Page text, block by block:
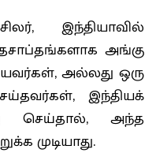
இந்தியாவில்
அங்கு
அல்லது ஒரு
இந்தியக்
செய்தால், அந்த
முடியாது.